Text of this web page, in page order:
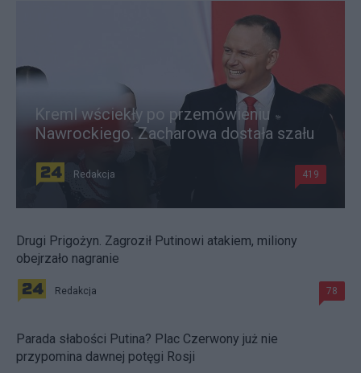
Kreml wściekły po przemówieniu
Nawrockiego. Zacharowa dostała szału
Redakcja 419
Drugi Prigożyn. Zagroził Putinowi atakiem, miliony
obejrzało nagranie
Redakcja 78
Parada słabości Putina? Plac Czerwony już nie
przypomina dawnej potęgi Rosji